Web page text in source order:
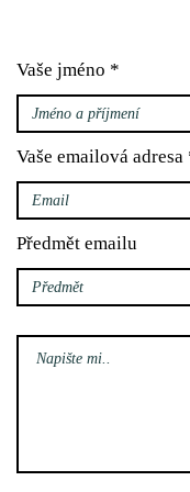
Vaše jméno
Vaše emailová adresa
Předmět emailu